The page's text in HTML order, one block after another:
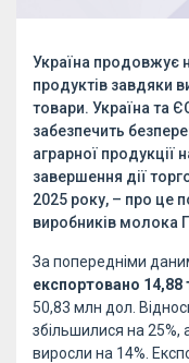
Україна продовжує
продуктів завдяки
товари. Україна та
забезпечить
аграрної продукції
завершення дії
2025 року, – про це
виробників молока
За попередніми
експортовано 14,88
50,83 млн дол.
збільшилися на 25%,
виросли на 14%.